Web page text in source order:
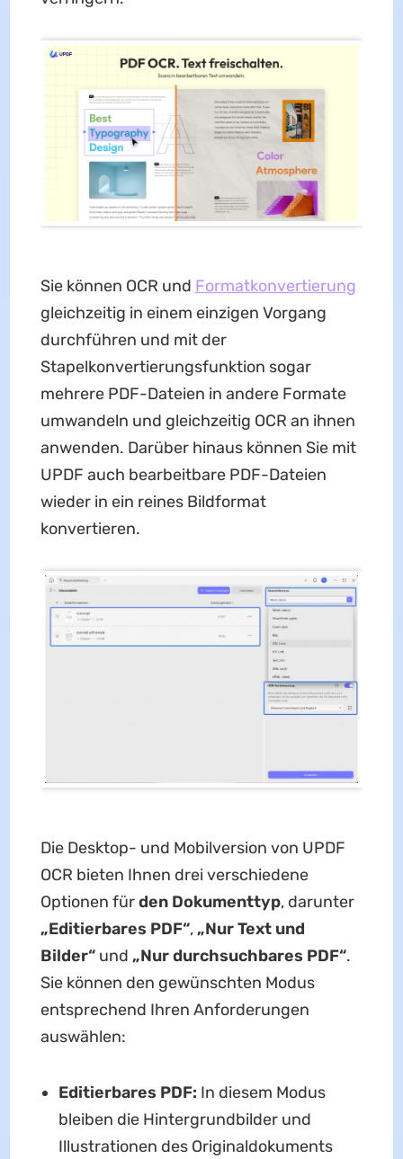
Sie können OCR und Formatkonvertierung
gleichzeitig in einem einzigen Vorgang
durchführen und mit der
Stapelkonvertierungsfunktion sogar
mehrere PDF-Dateien in andere Formate
umwandeln und gleichzeitig OCR an ihnen
anwenden. Darüber hinaus können Sie mit
UPDF auch bearbeitbare PDF-Dateien
wieder in ein reines Bildformat
konvertieren.
Die Desktop- und Mobilversion von UPDF
OCR bieten Ihnen drei verschiedene
Optionen fürden Dokumenttyp, darunter
„Editierbares PDF“, „Nur Text und
Bilder“ und „Nur durchsuchbares PDF“.
Sie können den gewünschten Modus
entsprechend Ihren Anforderungen
auswählen:
Editierbares PDF: In diesem Modus
bleiben die Hintergrundbilder und
Illustrationen des Originaldokuments